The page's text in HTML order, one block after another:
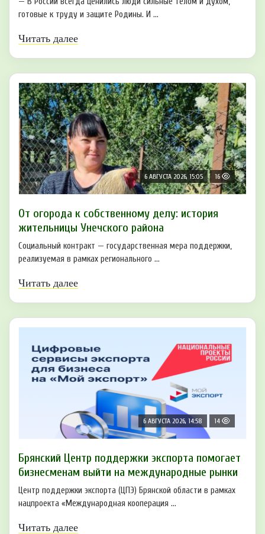
готовые к труду и защите Родины. И ...
Читать далее
6 АВГУСТА 2026, 15:05 16
От огорода к собственному делу: история
жительницы Унечского района
Социальный контракт — государственная мера поддержки,
реализуемая в рамках регионального ...
Читать далее
6 АВГУСТА 2026, 14:58 14
Брянский Центр поддержки экспорта помогает
бизнесменам выйти на международные рынки
Центр поддержки экспорта (ЦПЭ) Брянской области в рамках
нацпроекта «Международная кооперация ...
Читать далее